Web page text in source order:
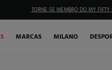
TORNE-SE MEMBRO DO MY
MARCAS MILANO